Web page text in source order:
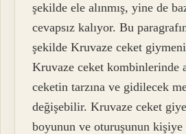
şekilde ele alınmış, yine de
cevapsız kalıyor. Bu
şekilde Kruvaze ceket
Kruvaze ceket kombinlerinde
ceketin tarzına ve gidilecek
değişebilir. Kruvaze ceket
boyunun ve oturuşunun kişiye